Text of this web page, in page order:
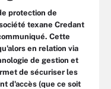
protection de
texane Credant
Cette
en relation via
de gestion et
de sécuriser les
d'accès (que ce soit